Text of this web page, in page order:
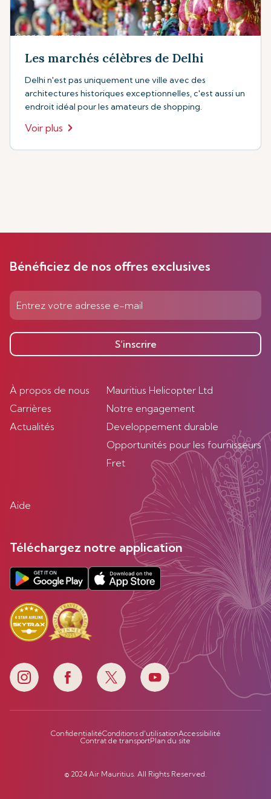
Les marchés célèbres de Delhi
Delhi n'est pas uniquement une ville avec des
architectures historiques exceptionnelles, c'est aussi un
endroit idéal pour les amateurs de shopping.
Voir plus
Bénéficiez de nos offres exclusives
S’inscrire
À propos de nous
Carrières
Actualités
Mauritius Helicopter Ltd
Notre engagement
Developpement durable
Opportunités pour les fournisseurs
Fret
Aide
Téléchargez notre application
ConfidentialitéConditions d'utilisationAccessibilité
Contrat de transportPlan du site
© 2024 Air Mauritius. All Rights Reserved.